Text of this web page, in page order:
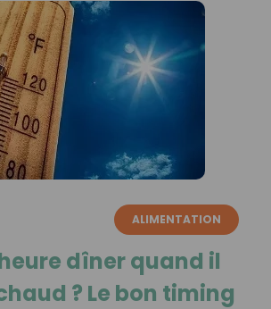
ALIMENTATION
dîner quand il
? Le bon timing